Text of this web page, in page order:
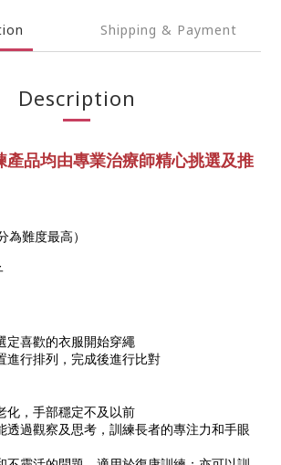
Shipping & Payment
Description
產品均由專業治療師精心挑選及推
難度最高）
定喜歡的衣服開始穿繩
進行排列，完成後進行比對
化，手部穩定不及以前
透過觀察及思考，訓練長者的專注力和手眼